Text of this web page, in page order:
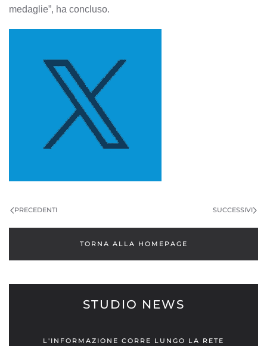
medaglie”, ha concluso.
PRECEDENTI SUCCESSIVI
TORNA ALLA HOMEPAGE
STUDIO NEWS
L'INFORMAZIONE CORRE LUNGO LA RETE